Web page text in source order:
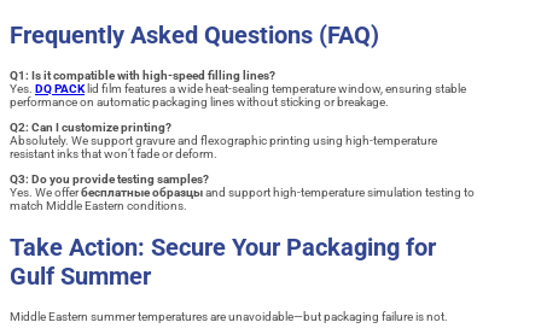
Frequently Asked Questions (FAQ)
Q1: Is it compatible with high-speed filling lines?
Yes. DQ PACKlid film features a wide heat-sealing temperature window, ensuring stable
performance on automatic packaging lines without sticking or breakage.
Q2: Can I customize printing?
Absolutely. We support gravure and flexographic printing using high-temperature
resistant inks that won’t fade or deform.
Q3: Do you provide testing samples?
Yes. We offerбесплатные образцыand support high-temperature simulation testing to
match Middle Eastern conditions.
Take Action: Secure Your Packaging for
Gulf Summer
Middle Eastern summer temperatures are unavoidable—but packaging failure is not.